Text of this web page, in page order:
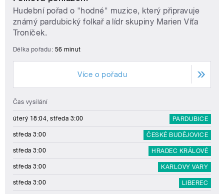
Hudební pořad o "hodné" muzice, který připravuje
známý pardubický folkař a lídr skupiny Marien Víťa
Troníček.
Délka pořadu: 56 minut
Více o pořadu
Čas vysílání
úterý 18:04, středa 3:00 PARDUBICE
středa 3:00 ČESKÉ BUDĚJOVICE
středa 3:00 HRADEC KRÁLOVÉ
středa 3:00 KARLOVY VARY
středa 3:00 LIBEREC